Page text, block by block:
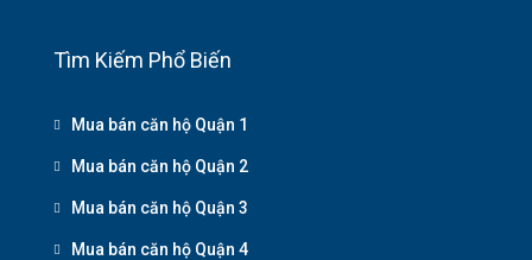
Tìm Kiếm Phổ Biến
Mua bán căn hộ Quận 1
Mua bán căn hộ Quận 2
Mua bán căn hộ Quận 3
Mua bán căn hộ Quận 4